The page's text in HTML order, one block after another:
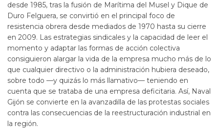
desde 1985, tras la fusión de Marítima del Musel y Dique de
Duro Felguera, se convirtió en el principal foco de
resistencia obrera desde mediados de 1970 hasta su cierre
en 2009. Las estrategias sindicales y la capacidad de leer el
momento y adaptar las formas de acción colectiva
consiguieron alargar la vida de la empresa mucho más de lo
que cualquier directivo o la administración hubiera deseado,
sobre todo —y quizás lo más llamativo— teniendo en
cuenta que se trataba de una empresa deficitaria. Así, Naval
Gijón se convierte en la avanzadilla de las protestas sociales
contra las consecuencias de la reestructuración industrial en
la región.